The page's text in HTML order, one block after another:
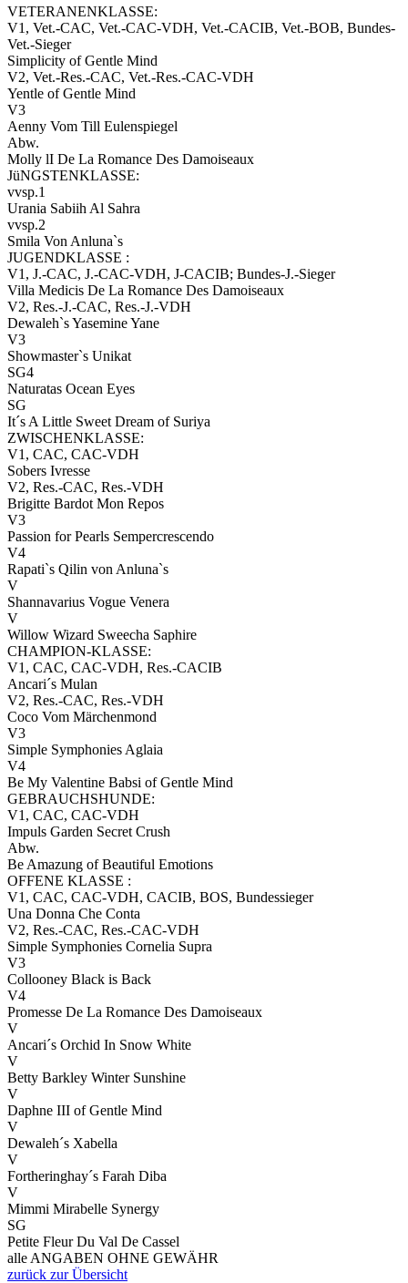
VETERANENKLASSE:
V1, Vet.-CAC, Vet.-CAC-VDH, Vet.-CACIB, Vet.-BOB, Bundes-
Vet.-Sieger
Simplicity of Gentle Mind
V2, Vet.-Res.-CAC, Vet.-Res.-CAC-VDH
Yentle of Gentle Mind
V3
Aenny Vom Till Eulenspiegel
Abw.
Molly lI De La Romance Des Damoiseaux
JüNGSTENKLASSE:
vvsp.1
Urania Sabiih Al Sahra
vvsp.2
Smila Von Anluna`s
JUGENDKLASSE :
V1, J.-CAC, J.-CAC-VDH, J-CACIB; Bundes-J.-Sieger
Villa Medicis De La Romance Des Damoiseaux
V2, Res.-J.-CAC, Res.-J.-VDH
Dewaleh`s Yasemine Yane
V3
Showmaster`s Unikat
SG4
Naturatas Ocean Eyes
SG
It´s A Little Sweet Dream of Suriya
ZWISCHENKLASSE:
V1, CAC, CAC-VDH
Sobers Ivresse
V2, Res.-CAC, Res.-VDH
Brigitte Bardot Mon Repos
V3
Passion for Pearls Sempercrescendo
V4
Rapati`s Qilin von Anluna`s
V
Shannavarius Vogue Venera
V
Willow Wizard Sweecha Saphire
CHAMPION-KLASSE:
V1, CAC, CAC-VDH, Res.-CACIB
Ancari´s Mulan
V2, Res.-CAC, Res.-VDH
Coco Vom Märchenmond
V3
Simple Symphonies Aglaia
V4
Be My Valentine Babsi of Gentle Mind
GEBRAUCHSHUNDE:
V1, CAC, CAC-VDH
Impuls Garden Secret Crush
Abw.
Be Amazung of Beautiful Emotions
OFFENE KLASSE :
V1, CAC, CAC-VDH, CACIB, BOS, Bundessieger
Una Donna Che Conta
V2, Res.-CAC, Res.-CAC-VDH
Simple Symphonies Cornelia Supra
V3
Collooney Black is Back
V4
Promesse De La Romance Des Damoiseaux
V
Ancari´s Orchid In Snow White
V
Betty Barkley Winter Sunshine
V
Daphne III of Gentle Mind
V
Dewaleh´s Xabella
V
Fortheringhay´s Farah Diba
V
Mimmi Mirabelle Synergy
SG
Petite Fleur Du Val De Cassel
alle ANGABEN OHNE GEWÄHR
zurück zur Übersicht